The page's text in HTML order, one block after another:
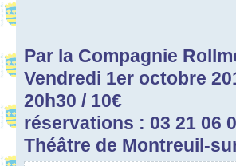
Par la Compagnie
Vendredi 1er octobre
20h30 / 10€
réservations : 03 21 06
Théâtre de Montreuil-